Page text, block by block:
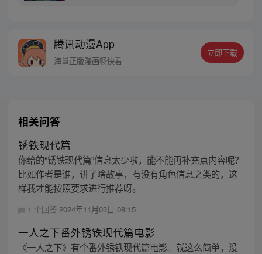
腾讯动漫App
海量正版漫画畅快看
立即下载
相关问答
锈铁现代篇
你给的“锈铁现代篇”信息太少啦，能不能再补充点内容呢？
比如作者是谁，讲了啥故事，有没有角色信息之类的，这
样我才能按照要求进行推荐呀。
1 个回答 2024年11月03日 08:15
一人之下番外锈铁现代篇电影
《一人之下》有个番外锈铁现代篇电影。就这么简单，没